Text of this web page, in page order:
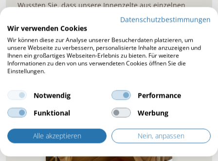
Wussten Sie, dassunsere Innenzelteaus einzelnen
Elementen bestehen? So können wir Ihr
Zelt
verlängern
oderim Falle einer Katastrophe einen Teil davon
ersetzen
. Möchten Sie mehr über die anderen Vorteile
einesInnenzeltesin separaten Elementen erfahren?
Unsere Beratererklären Ihnen diese gerne.
Informationen anfordern
Datenschutzbestimmungen
Wir verwenden Cookies
Wir können diese zur Analyse unserer Besucherdaten platzieren, um
unsere Webseite zu verbessern, personalisierte Inhalte anzuzeigen und
Ihnen ein großartiges Webseiten-Erlebnis zu bieten. Für weitere
Informationen zu den von uns verwendeten Cookies öffnen Sie die
Einstellungen.
Notwendig
Performance
Funktional
Werbung
Alle akzeptieren Nein, anpassen